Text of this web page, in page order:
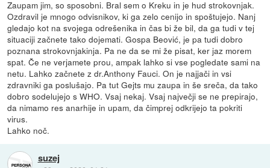
Zaupam jim, so sposobni. Bral sem o Kreku in je hud strokovnjak.
Ozdravil je mnogo odvisnikov, ki ga zelo cenijo in spoštujejo. Nanj
gledajo kot na svojega odrešenika in čas bi že bil, da ga tudi v tej
situaciji začnete tako dojemati. Gospa Beović, je pa tudi dobro
poznana strokovnjakinja. Pa ne da se mi že pisat, ker jaz morem
spat. Če ne verjamete prou, ampak lahko si vse pogledate sami na
netu. Lahko začnete z dr.Anthony Fauci. On je najjači in vsi
zdravniki ga poslušajo. Pa tut Gejts mu zaupa in še sreča, da tako
dobro sodelujejo s WHO. Vsaj nekaj. Vsaj največji se ne prepirajo,
da nimamo res anarhije in upam, da čimprej odkrijejo ta pokriti
virus.
Lahko noč.
suzej